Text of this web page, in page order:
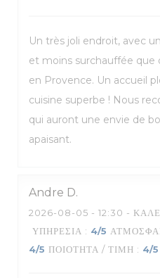
Un très joli endroit, avec
et moins surchauffée que
en Provence. Un accueil
cuisine superbe ! Nous
qui auront une envie de
apaisant.
Andre D
2026-08-05 - 12:30 -
ΥΠΗΡΕΣΊΑ : 4/5
4/5 ΠΟΙΌΤΗΤΑ / ΤΙΜΉ : 4/5